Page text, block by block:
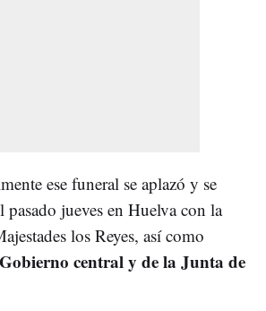
ese funeral se aplazó y se
pasado jueves en Huelva con la
los Reyes, así como
central y de la Junta de